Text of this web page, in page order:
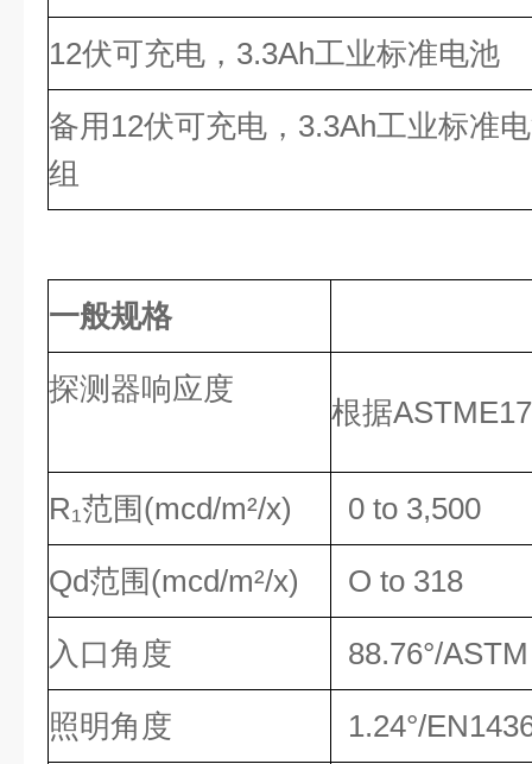
12伏可充电，3.3Ah工业标准电池
备用12伏可充电，3.3Ah工业标准
组
一般规格
探测器响应度
根据
R₁范围(mcd/m²/x) 0 to 3,500
Qd范围(mcd/m²/x) O to 318
入口角度 88.76°/
照明角度 1.24°/